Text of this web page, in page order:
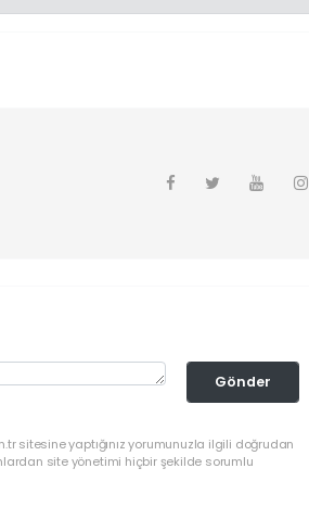
Gönder
sitesine yaptığınız yorumunuzla ilgili doğrudan
site yönetimi hiçbir şekilde sorumlu